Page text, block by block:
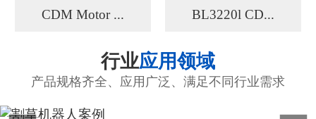
CDM Motor ... BL3220l CD...
行业应用领域
产品规格齐全、应用广泛、满足不同行业需求